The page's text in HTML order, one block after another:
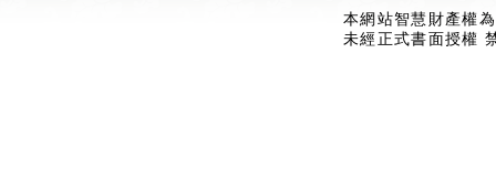
本網站智慧財產權
未經正式書面授權